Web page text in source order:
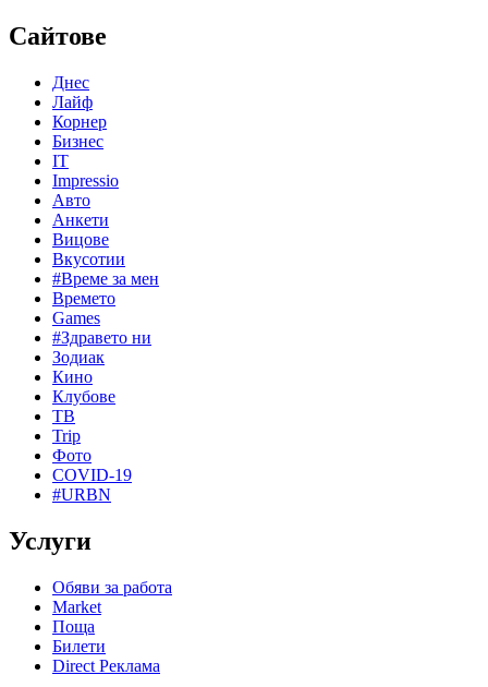
Сайтове
Днес
Лайф
Корнер
Бизнес
IT
Impressio
Авто
Анкети
Вицове
Вкусотии
#Време за мен
Времето
Games
#Здравето ни
Зодиак
Кино
Клубове
ТВ
Trip
Фото
COVID-19
#URBN
Услуги
Обяви за работа
Market
Поща
Билети
Direct Реклама